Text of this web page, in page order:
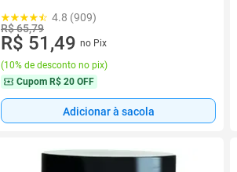
4.8 (909)
R$ 65,79
R$ 51,49 no Pix
(10% de desconto no pix)
Cupom R$ 20 OFF
Adicionar à sacola